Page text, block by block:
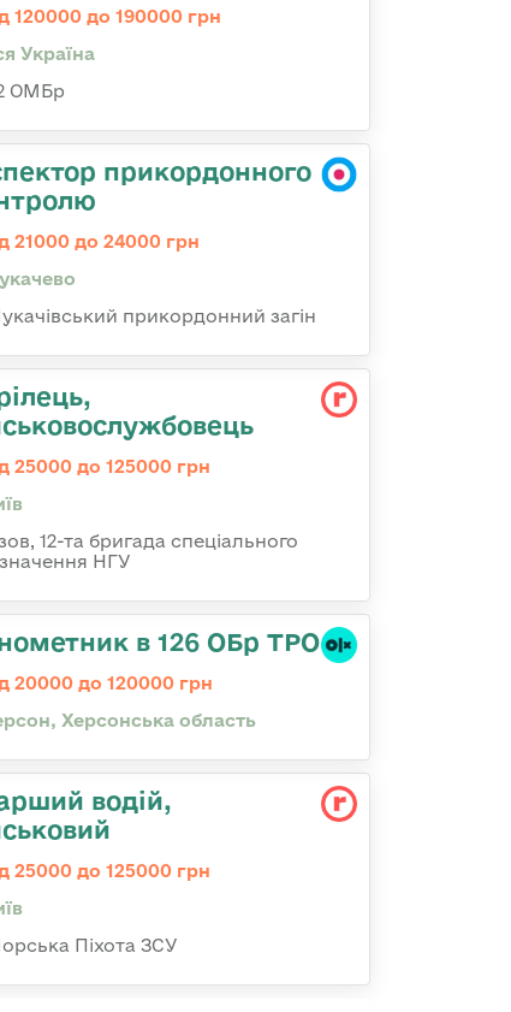
120000 до 190000 грн
Україна
ОМБр
прикордонного
21000 до 24000 грн
прикордонний загін
25000 до 125000 грн
12-та бригада спеціального
НГУ
в 126 ОБр ТРО
20000 до 120000 грн
Херсонська область
водій,
25000 до 125000 грн
Піхота ЗСУ